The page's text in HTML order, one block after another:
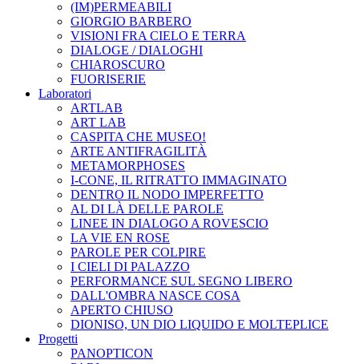
(IM)PERMEABILI
GIORGIO BARBERO
VISIONI FRA CIELO E TERRA
DIALOGE / DIALOGHI
CHIAROSCURO
FUORISERIE
Laboratori
ARTLAB
ART LAB
CASPITA CHE MUSEO!
ARTE ANTIFRAGILITÀ
METAMORPHOSES
I-CONE, IL RITRATTO IMMAGINATO
DENTRO IL NODO IMPERFETTO
AL DI LÀ DELLE PAROLE
LINEE IN DIALOGO A ROVESCIO
LA VIE EN ROSE
PAROLE PER COLPIRE
I CIELI DI PALAZZO
PERFORMANCE SUL SEGNO LIBERO
DALL'OMBRA NASCE COSA
APERTO CHIUSO
DIONISO, UN DIO LIQUIDO E MOLTEPLICE
Progetti
PANOPTICON